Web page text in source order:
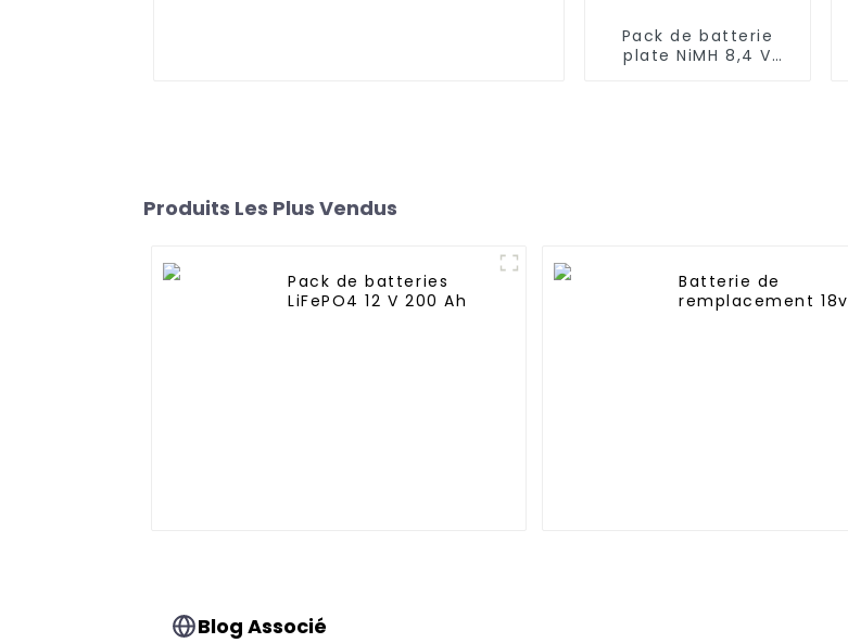
Pack de batterie
plate NiMH 8,4 V
Produits Les Plus Vendus
Pack de batteries
LiFePO4 12 V 200 Ah
Batterie de
remplacement 18v
Blog Associé